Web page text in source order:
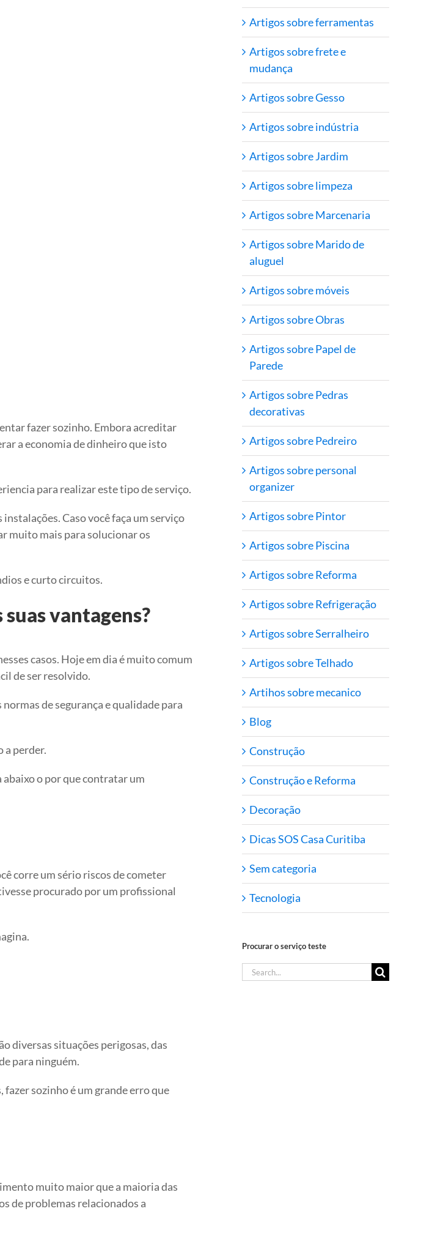
fazer sozinho. Embora acreditar
a economia de dinheiro que isto
para realizar este tipo de serviço.
Caso você faça um serviço
muito mais para solucionar os
e curto circuitos.
vantagens?
casos. Hoje em dia é muito comum
de ser resolvido.
de segurança e qualidade para
a perder.
o por que contratar um
corre um sério riscos de cometer
procurado por um profissional
diversas situações perigosas, das
para ninguém.
sozinho é um grande erro que
muito maior que a maioria das
de problemas relacionados a
Artigos sobre ferramentas
Artigos sobre frete e
mudança
Artigos sobre Gesso
Artigos sobre indústria
Artigos sobre Jardim
Artigos sobre limpeza
Artigos sobre Marcenaria
Artigos sobre Marido de
aluguel
Artigos sobre móveis
Artigos sobre Obras
Artigos sobre Papel de
Parede
Artigos sobre Pedras
decorativas
Artigos sobre Pedreiro
Artigos sobre personal
organizer
Artigos sobre Pintor
Artigos sobre Piscina
Artigos sobre Reforma
Artigos sobre Refrigeração
Artigos sobre Serralheiro
Artigos sobre Telhado
Artihos sobre mecanico
Blog
Construção
Construção e Reforma
Decoração
Dicas SOS Casa Curitiba
Sem categoria
Tecnologia
Procurar o serviço teste
Search